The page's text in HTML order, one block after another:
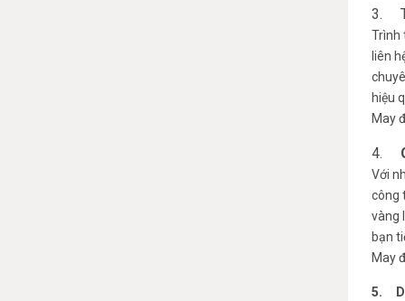
3.
Trình
liên
hiệu
May
4.
Với
công
vàng
bạn
May
5.